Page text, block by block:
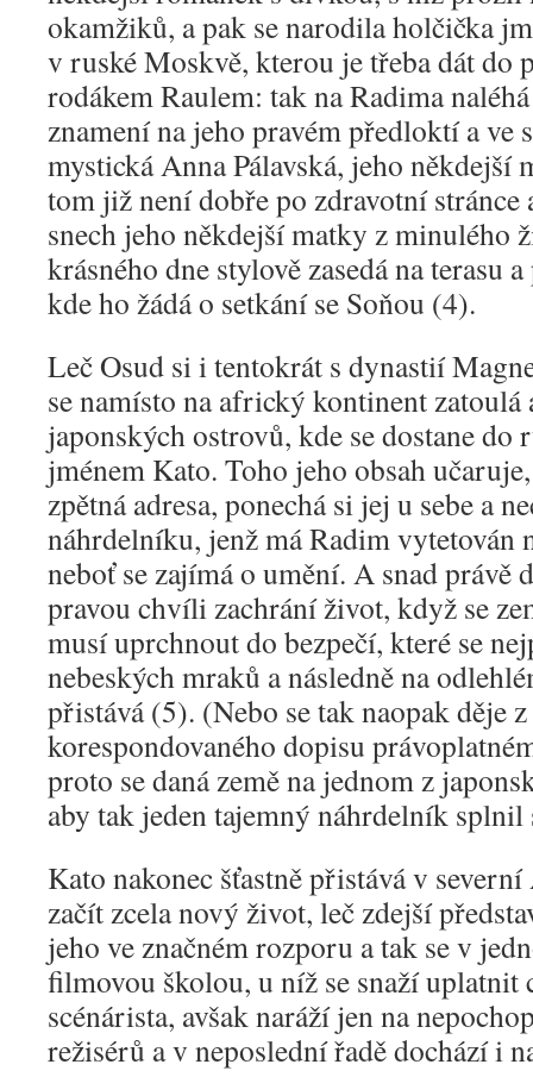
okamžiků, a pak se narodila holčička
v ruské Moskvě, kterou je třeba dát do
rodákem Raulem: tak na Radima
znamení na jeho pravém předloktí a ve
mystická Anna Pálavská, jeho někdejší
tom již není dobře po zdravotní stránce
snech jeho někdejší matky z minulého
krásného dne stylově zasedá na terasu
kde ho žádá o setkání se Soňou (4).
Leč Osud si i tentokrát s dynastií
se namísto na africký kontinent zatoulá
japonských ostrovů, kde se dostane do
jménem Kato. Toho jeho obsah
zpětná adresa, ponechá si jej u sebe a
náhrdelníku, jenž má Radim vytetován
neboť se zajímá o umění. A snad právě
pravou chvíli zachrání život, když se
musí uprchnout do bezpečí, které se
nebeských mraků a následně na
přistává (5). (Nebo se tak naopak děje
korespondovaného dopisu
proto se daná země na jednom z
aby tak jeden tajemný náhrdelník
Kato nakonec šťastně přistává v
začít zcela nový život, leč zdejší
jeho ve značném rozporu a tak se v
filmovou školou, u níž se snaží uplatnit
scénárista, avšak naráží jen na
režisérů a v neposlední řadě dochází i